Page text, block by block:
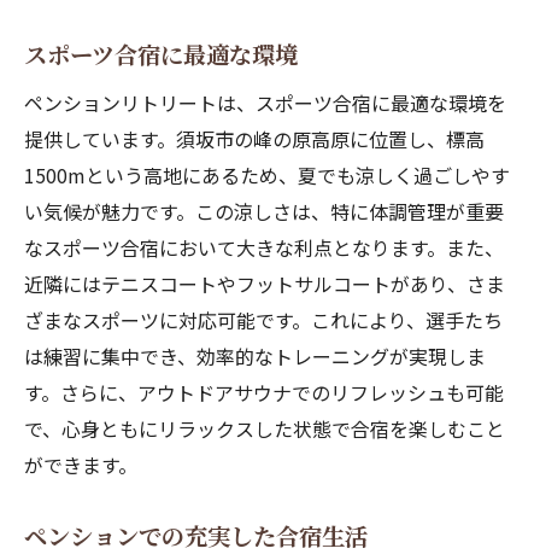
スポーツ合宿に最適な環境
ペンションリトリートは、スポーツ合宿に最適な環境を
提供しています。須坂市の峰の原高原に位置し、標高
1500mという高地にあるため、夏でも涼しく過ごしやす
い気候が魅力です。この涼しさは、特に体調管理が重要
なスポーツ合宿において大きな利点となります。また、
近隣にはテニスコートやフットサルコートがあり、さま
ざまなスポーツに対応可能です。これにより、選手たち
は練習に集中でき、効率的なトレーニングが実現しま
す。さらに、アウトドアサウナでのリフレッシュも可能
で、心身ともにリラックスした状態で合宿を楽しむこと
ができます。
ペンションでの充実した合宿生活